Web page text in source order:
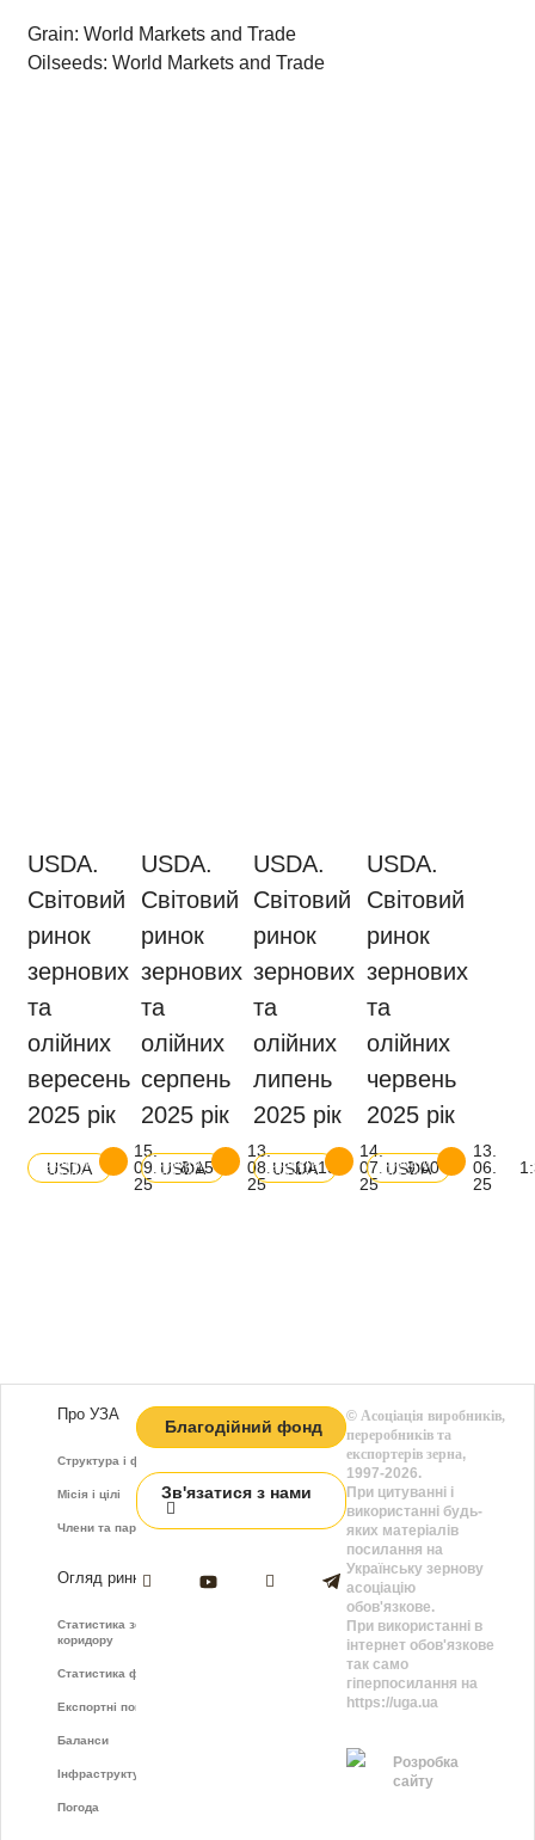
Grain: World Markets and Trade
Oilseeds: World Markets and Trade
USDA.
Світовий
ринок
зернових
та
олійних
вересень
2025 рік
USDA
15.
09.
25
8:15
Скачати
баланс
USDA.
Світовий
ринок
зернових
та
олійних
серпень
2025 рік
USDA
13.
08.
25
10:15
Скачати
баланс
USDA.
Світовий
ринок
зернових
та
олійних
липень
2025 рік
USDA
14.
07.
25
9:00
Скачати
баланс
USDA.
Світовий
ринок
зернових
та
олійних
червень
2025 рік
USDA
13.
06.
25
Скачати
баланс
Про УЗА
Структура і функції
Місія і цілі
Члени та партнери
Огляд ринку
Статистика зернового
коридору
Статистика фрахту
Експортні показники
Баланси
Інфраструктура
Погода
Благодійний фонд
Зв'язатися з нами
©Асоціація виробників,
переробників та
експортерів зерна,
1997-2026.
При цитуванні і
використанні будь-
яких матеріалів
посилання на
Українську зернову
асоціацію
обов'язкове.
При використанні в
інтернет обов'язкове
так само
гіперпосилання на
https://uga.ua
Розробка
сайту